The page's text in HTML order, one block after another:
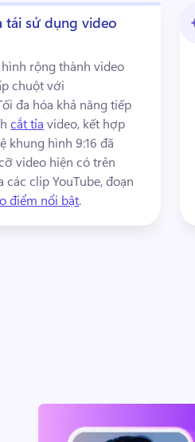
tái sử dụng video
rộng thành video
chuột với
đa hóa khả năng tiếp
cắt tỉa video, kết hợp
khung hình 9:16 đã
video hiện có trên
các clip YouTube, đoạn
điểm nổi bật.